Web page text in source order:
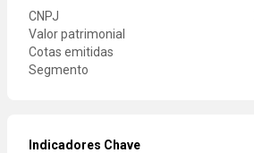
CNPJ
Valor patrimonial
Cotas emitidas
Segmento
Indicadores Chave